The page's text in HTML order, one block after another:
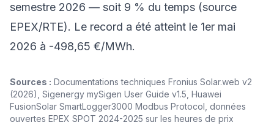
semestre 2026 — soit 9 % du temps (source
EPEX/RTE). Le record a été atteint le 1er mai
2026 à -498,65 €/MWh.
Sources : Documentations techniques Fronius Solar.web v2
(2026), Sigenergy mySigen User Guide v1.5, Huawei
FusionSolar SmartLogger3000 Modbus Protocol, données
ouvertes EPEX SPOT 2024-2025 sur les heures de prix